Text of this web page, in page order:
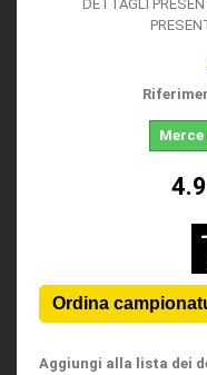
DETTAGLI
Aggiungi alla lista dei